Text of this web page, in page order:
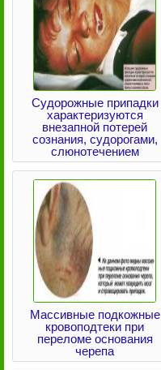
Судорожные припадки
характеризуются
внезапной потерей
сознания, судорогами,
слюнотечением
Массивные подкожные
кровоподтеки при
переломе основания
черепа